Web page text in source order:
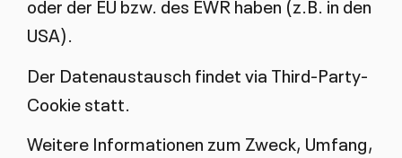
oder der EU bzw. des EWR ha­ben (z.B. in den
USA).
Der Da­ten­aus­tausch fin­det via Third-Par­ty-
Coo­kie statt.
Weitere Informationen zum Zweck, Umfang,